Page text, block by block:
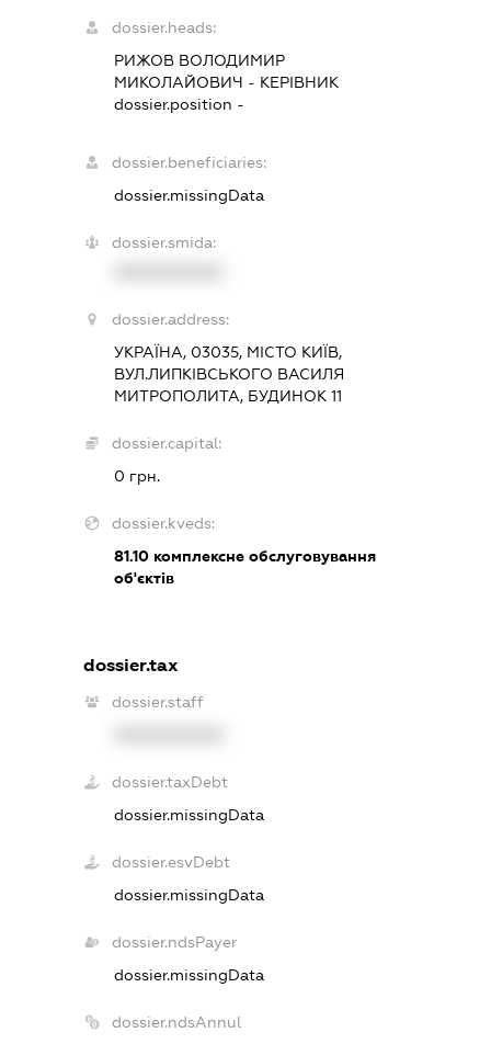
dossier.heads:
РИЖОВ ВОЛОДИМИР
МИКОЛАЙОВИЧ - КЕРІВНИК
dossier.position -
dossier.beneficiaries:
dossier.missingData
dossier.smida:
dossier.address:
УКРАЇНА, 03035, МІСТО КИЇВ,
ВУЛ.ЛИПКІВСЬКОГО ВАСИЛЯ
МИТРОПОЛИТА, БУДИНОК 11
dossier.capital:
0 грн.
dossier.kveds:
81.10 комплексне обслуговування
об'єктів
dossier.tax
dossier.staff
dossier.taxDebt
dossier.missingData
dossier.esvDebt
dossier.missingData
dossier.ndsPayer
dossier.missingData
dossier.ndsAnnul